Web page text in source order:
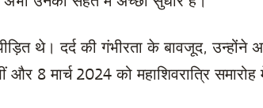
थे। दर्द की गंभीरता के बावजूद, उन्होंने
और 8 मार्च 2024 को महाशिवरात्रि समारोह